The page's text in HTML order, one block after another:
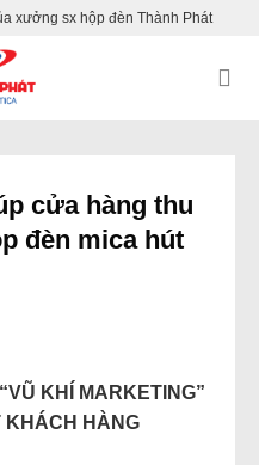
xưởng sx hộp đèn Thành Phát
cửa hàng thu
đèn mica hút
VŨ KHÍ
MARKETING”
KHÁCH HÀNG